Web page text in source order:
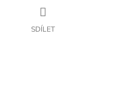
SDÍLET